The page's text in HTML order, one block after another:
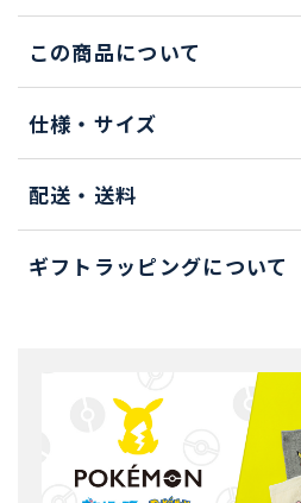
この商品について
仕様・サイズ
配送・送料
ギフトラッピングについて